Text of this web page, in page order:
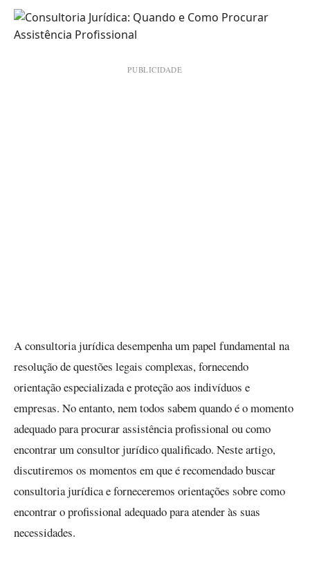
A consultoria jurídica desempenha um papel fundamental na
resolução de questões legais complexas, fornecendo
orientação especializada e proteção aos indivíduos e
empresas. No entanto, nem todos sabem quando é o momento
adequado para procurar assistência profissional ou como
encontrar um consultor jurídico qualificado. Neste artigo,
discutiremos os momentos em que é recomendado buscar
consultoria jurídica e forneceremos orientações sobre como
encontrar o profissional adequado para atender às suas
necessidades.